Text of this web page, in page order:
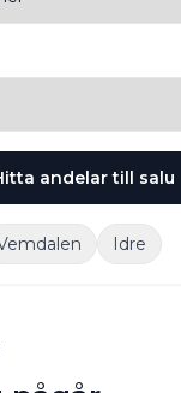
andelar till salu
Idre